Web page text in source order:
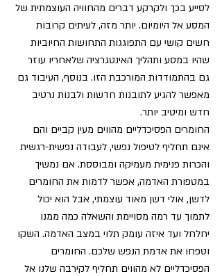
לסייע בכך ולקרקע דברים מהחוויה העוצמתית של
המסע אל היומיום. יותר מזה, לעיתים קרובות
חשים קושי עם התפוגגות התחושות החיוביות
שהיו במסע ותהליך האינטגרציה שלאחריו עוזר
גם בהתמודדות המורכבת הזו. בנוסף, העיבוד גם
מאפשר להגיע לתובנות חדשות ולבנות נרטיב
חדש ומיטיב יותר.
החומרים הפסיכדליים מהווים מעין קביים והם
אינם תחליף לטיפול נפשי, לעבודה נפשית-רגשית
והכרות פנימית מעמיקה ומבוססת. אם נמשיך
במטפורת האדמה, אפשר לדמות את החומרים
לדשן, אולי דשן מאוד עוצמתי, אבל הוא יכול
לתמוך עד רמה מסויימת והשאלה כמה ממנו
יחלחל ועד איזה עומק תלוי במצב האדמה. השקו
וטפחו את אדמת הנפש שלכם. החומרים
הפסיכדליים לא מהווים תחליף לקירבה שלנו אל